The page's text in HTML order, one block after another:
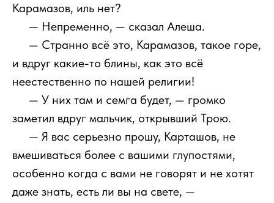
Карамазов, иль нет?
— Непременно, — сказал Алеша.
— Странно всё это, Карамазов, такое горе,
и вдруг какие-то блины, как это всё
неестественно по нашей религии!
— У них там и семга будет, — громко
заметил вдруг мальчик, открывший Трою.
— Я вас серьезно прошу, Карташов, не
вмешиваться более с вашими глупостями,
особенно когда с вами не говорят и не хотят
даже знать, есть ли вы на свете, —